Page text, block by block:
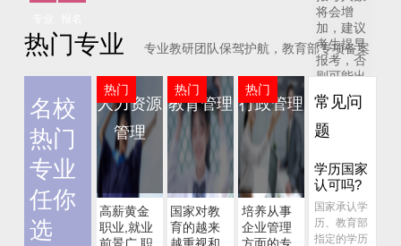
士，也可参加我省自学考试。
哪些自考专业适合女生报
考？
在学历提升路上，选对专业非常
重要。首先你得对该专业感兴
趣，其次这个专业要适合个人各
方面条件。但是有些专业对应的
工作岗位对于身体素质或其他要
将会增
加，建议
考生提早
报考，否
则可能出
现：
1，考场
限额，错
考
2，耽误
一年考证
立即咨询
热门专业 专业教研团队保驾护航，教育部专项备案
名校
热门
专业
任你
选
热门
人力资源
管理
高薪黄金
职业,就业
热门
教育管理
国家对教
育的越来
热门
行政管理
培养从事
企业管理
常见问
题
学历国家
认可吗?
国家承认学
历、教育部
指定的学历